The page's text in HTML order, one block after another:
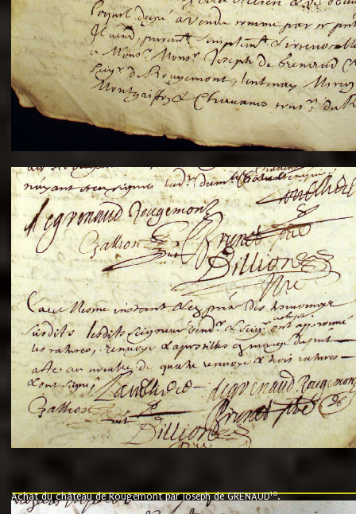
Achat du château de Rougemont par Joseph de GRENAUD10.